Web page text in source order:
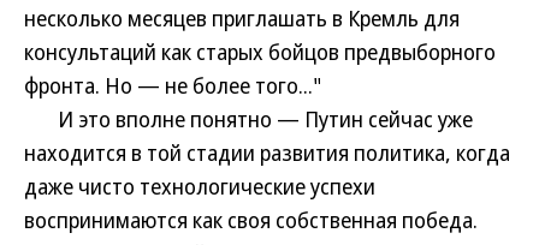
несколько месяцев приглашать в Кремль для
консультаций как старых бойцов предвыборного
фронта. Но — не более того..."
И это вполне понятно — Путин сейчас уже
находится в той стадии развития политика, когда
даже чисто технологические успехи
воспринимаются как своя собственная победа.